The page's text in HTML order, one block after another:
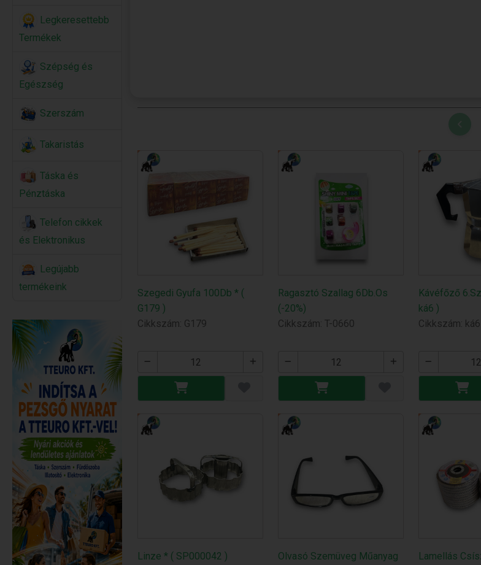
Legkeresettebb
Termékek
Szépség és
Egészség
Szerszám
Takaristás
Táska és
Pénztáska
Telefon cikkek
és Elektronikus
Legújabb
termékeink
Szegedi Gyufa 100Db * (
G179 )
Cikkszám: G179
Ragasztó Szallag 6Db.Os
(-20%)
Cikkszám: T-0660
Kávéfőző
ká6 )
Cikkszám: ká6
Linze * ( SP000042 )
Olvasó Szemüveg Műanyag
Lamellás